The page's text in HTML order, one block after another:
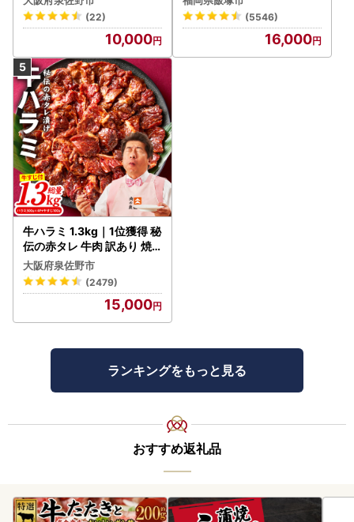
わポーク
(22)
10,000
(5546)
16,000
牛ハラミ 1.3kg｜1位獲得 秘
伝の赤タレ 牛肉 訳あり 焼
肉 BBQ
大阪府泉佐野市
(2479)
15,000
ランキングをもっと見る
おすすめ返礼品